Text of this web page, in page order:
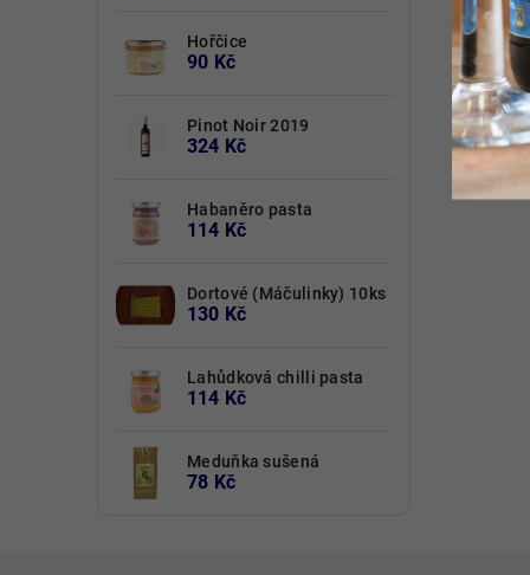
Hořčice
90 Kč
Pinot Noir 2019
324 Kč
Habaněro pasta
114 Kč
Dortové (Máčulinky) 10ks
130 Kč
Lahůdková chilli pasta
114 Kč
Meduňka sušená
78 Kč